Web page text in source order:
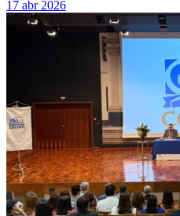
17 abr 2026